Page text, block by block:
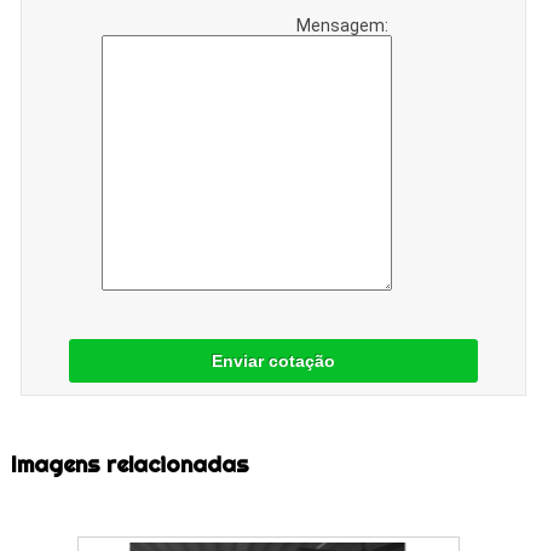
Mensagem:
Enviar cotação
Imagens relacionadas